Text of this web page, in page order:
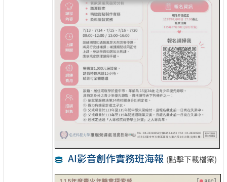
AI影音創作實務班海報 (點擊下載檔案)